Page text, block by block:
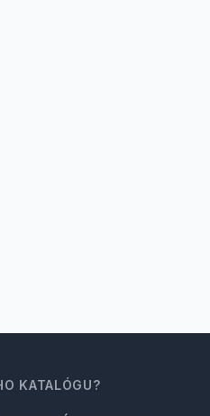
KATALÓGU?